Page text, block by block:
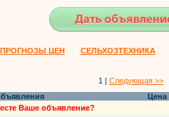
ПРОГНОЗЫ ЦЕН СЕЛЬХОЗТЕХНИКА
1 | Следующая >>
Цена
Ваше объявление?